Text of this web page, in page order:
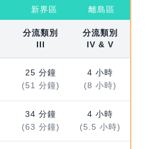
新界區 離島區
分流類別
III
分流類別
IV & V
25 分鐘
(51 分鐘)
4 小時
(8 小時)
34 分鐘
(63 分鐘)
4 小時
(5.5 小時)